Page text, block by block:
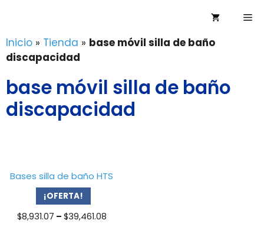
contenido
Inicio » Tienda » base móvil silla de baño
discapacidad
base móvil silla de baño
discapacidad
Bases silla de baño HTS
¡OFERTA!
$8,931.07 – $39,461.08Price